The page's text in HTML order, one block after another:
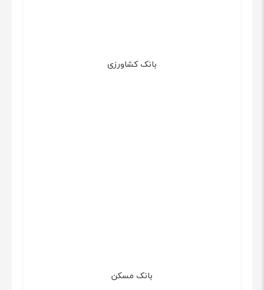
بانک کشاورزی
بانک مسکن